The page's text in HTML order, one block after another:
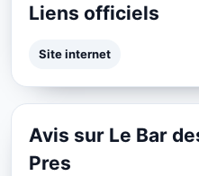
Liens officiels
Site internet
Avis sur Le Bar
Pres